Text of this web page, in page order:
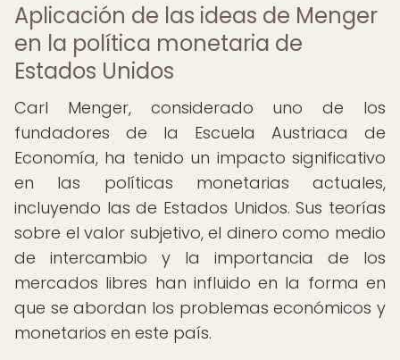
Aplicación de las ideas de Menger
en la política monetaria de
Estados Unidos
Carl Menger, considerado uno de los
fundadores de la Escuela Austriaca de
Economía, ha tenido un impacto significativo
en las políticas monetarias actuales,
incluyendo las de Estados Unidos. Sus teorías
sobre el valor subjetivo, el dinero como medio
de intercambio y la importancia de los
mercados libres han influido en la forma en
que se abordan los problemas económicos y
monetarios en este país.